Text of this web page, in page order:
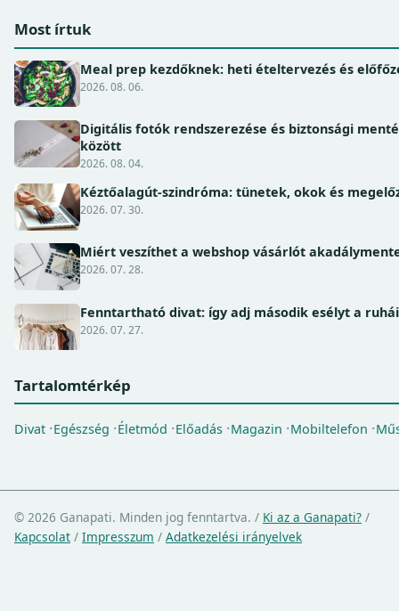
Most írtuk
Meal prep kezdőknek: heti ételtervezés és
2026. 08. 06.
Digitális fotók rendszerezése és biztonsági
között
2026. 08. 04.
Kéztőalagút-szindróma: tünetek, okok és
2026. 07. 30.
Miért veszíthet a webshop vásárlót
2026. 07. 28.
Fenntartható divat: így adj második esélyt a
2026. 07. 27.
Tartalomtérkép
Divat Egészség Életmód Előadás Magazin Mobiltelefon
© 2026 Ganapati. Minden jog fenntartva. / Ki az a Ganapati? /
Kapcsolat / Impresszum / Adatkezelési irányelvek